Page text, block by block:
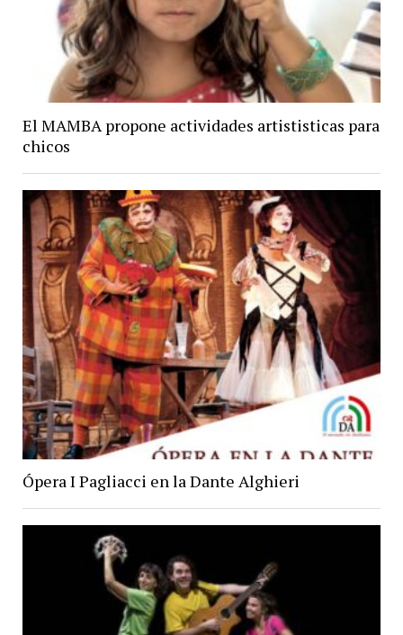
El MAMBA propone actividades artististicas para
chicos
Ópera I Pagliacci en la Dante Alghieri